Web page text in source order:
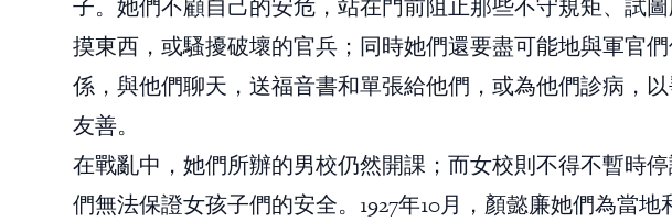
子。她們不顧自己的安危，站在門前阻止那些不守規矩、試
摸東西，或騷擾破壞的官兵；同時她們還要盡可能地與軍官
係，與他們聊天，送福音書和單張給他們，或為他們診病，
友善。
在戰亂中，她們所辦的男校仍然開課；而女校則不得不暫時
們無法保證女孩子們的安全。1927年10月，顏懿廉她們為當地